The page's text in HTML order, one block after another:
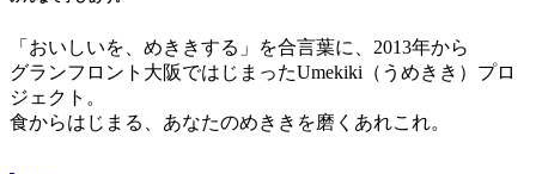
「おいしいを、めききする」を合言葉に、2013年から
グランフロント大阪ではじまったUmekiki（うめきき）プロ
ジェクト。
食からはじまる、あなたのめききを磨くあれこれ。